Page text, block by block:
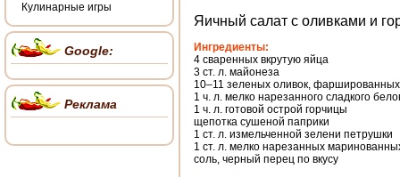
Яичный салат с оливками и
Ингредиенты:
4 сваренных вкрутую яйца
3 ст. л. майонеза
10–11 зеленых оливок,
1 ч. л. мелко нарезанного сладкого
1 ч. л. готовой острой горчицы
щепотка сушеной паприки
1 ст. л. измельченной зелени петрушки
1 ст. л. мелко нарезанных
соль, черный перец по вкусу
Кулинарные игры
Google:
Реклама